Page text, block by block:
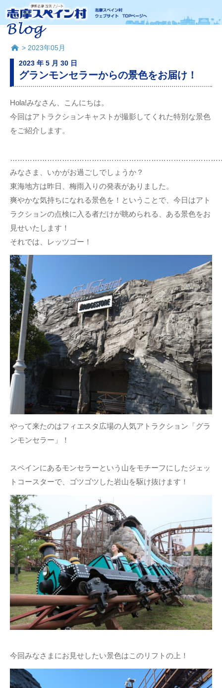
> 2023年05月
2023 年 5 月 30 日
グランモンセラーからの景色をお届け！
Hola!みなさん、こんにちは。
今回はアトラクションキャストが撮影してくれた特別な景色
をご紹介します。
みなさま、いかがお過ごしでしょうか？
東海地方は昨日、梅雨入りの発表がありました。
爽やかな気持ちになれる景色を！ということで、今日はアト
ラクションの点検に入る者だけが眺められる、ある景色をお
見せいたします！
それでは、レッツゴー！
やって来たのはフィエスタ広場の人気アトラクション「グラ
ンモンセラー」！
スペインにあるモンセラーという山をモチーフにしたジェッ
トコースターで、ゴツゴツした岩山を駆け抜けます！
今回みなさまにお見せしたい景色はこのリフトの上！